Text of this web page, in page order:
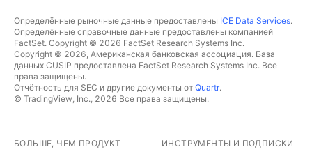
Определённые рыночные данные предоставлены ICE Data Services.
Определённые справочные данные предоставлены компанией
FactSet. Copyright © 2026 FactSet Research Systems Inc.
Copyright © 2026, Американская банковская ассоциация. База
данных CUSIP предоставлена FactSet Research Systems Inc. Все
права защищены.
Отчётность для SEC и другие документы от Quartr.
© TradingView, Inc., 2026 Все права защищены.
БОЛЬШЕ, ЧЕМ ПРОДУКТ ИНСТРУМЕНТЫ И ПОДПИСКИ